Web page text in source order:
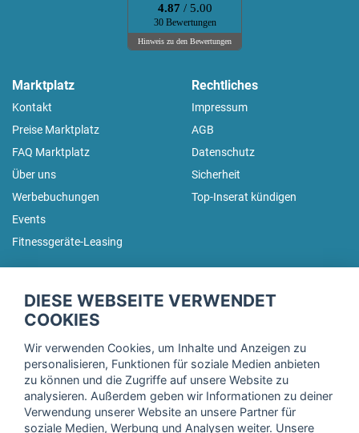
4.87 / 5.00
30 Bewertungen
Hinweis zu den Bewertungen
Marktplatz
Kontakt
Preise Marktplatz
FAQ Marktplatz
Über uns
Werbebuchungen
Events
Fitnessgeräte-Leasing
Rechtliches
Impressum
AGB
Datenschutz
Sicherheit
Top-Inserat kündigen
Trage dich hier für unseren Newsletter ein und erhalte regelmäßig
Ich stimme der Verarbeitung meiner Daten, wie in der
Einwilligungserklärungder fitnessmarkt.de services GmbH
DIESE WEBSEITE VERWENDET
COOKIES
Wir verwenden Cookies, um Inhalte und Anzeigen zu
personalisieren, Funktionen für soziale Medien anbieten
zu können und die Zugriffe auf unsere Website zu
analysieren. Außerdem geben wir Informationen zu deiner
Verwendung unserer Website an unsere Partner für
soziale Medien, Werbung und Analysen weiter. Unsere